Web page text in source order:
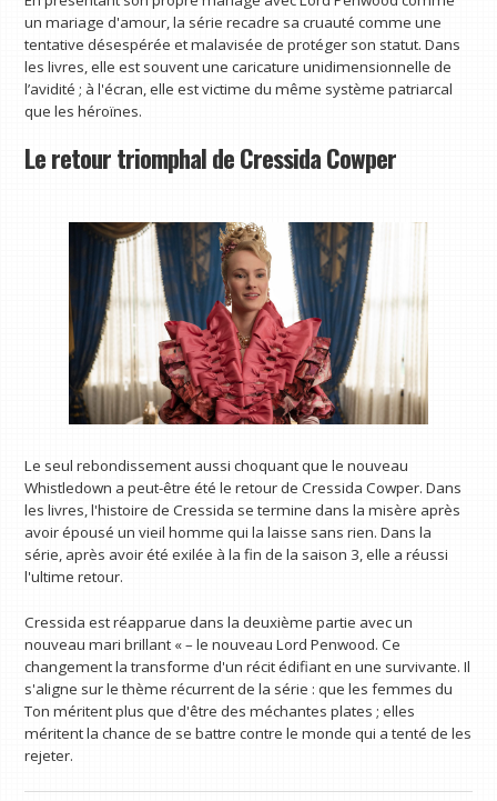
un mariage d'amour, la série recadre sa cruauté comme une
tentative désespérée et malavisée de protéger son statut. Dans
les livres, elle est souvent une caricature unidimensionnelle de
l’avidité ; à l'écran, elle est victime du même système patriarcal
que les héroïnes.
Le retour triomphal de Cressida Cowper
Le seul rebondissement aussi choquant que le nouveau
Whistledown a peut-être été le retour de Cressida Cowper. Dans
les livres, l'histoire de Cressida se termine dans la misère après
avoir épousé un vieil homme qui la laisse sans rien. Dans la
série, après avoir été exilée à la fin de la saison 3, elle a réussi
l'ultime retour.
Cressida est réapparue dans la deuxième partie avec un
nouveau mari brillant « – le nouveau Lord Penwood. Ce
changement la transforme d'un récit édifiant en une survivante. Il
s'aligne sur le thème récurrent de la série : que les femmes du
Ton méritent plus que d'être des méchantes plates ; elles
méritent la chance de se battre contre le monde qui a tenté de les
rejeter.